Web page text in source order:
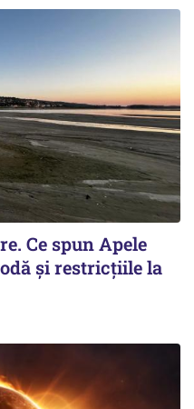
Ce spun Apele
și restricțiile la